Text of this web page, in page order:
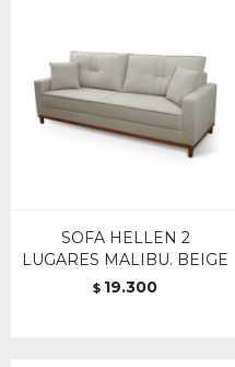
SOFA HELLEN 2
LUGARES MALIBU. BEIGE
$ 19.300